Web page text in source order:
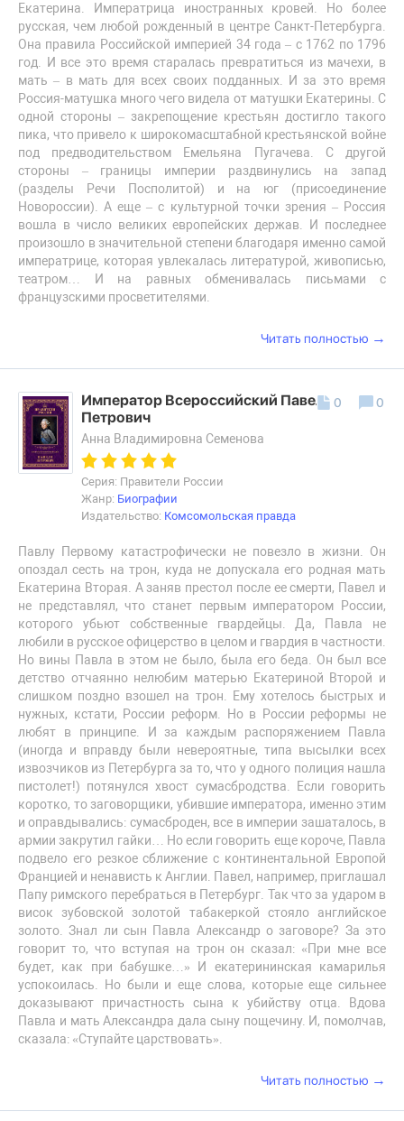
Екатерина. Императрица иностранных кровей. Но более
русская, чем любой рожденный в центре Санкт-Петербурга.
Она правила Российской империей 34 года – с 1762 по 1796
год. И все это время старалась превратиться из мачехи, в
мать – в мать для всех своих подданных. И за это время
Россия-матушка много чего видела от матушки Екатерины. С
одной стороны – закрепощение крестьян достигло такого
пика, что привело к широкомасштабной крестьянской войне
под предводительством Емельяна Пугачева. С другой
стороны – границы империи раздвинулись на запад
(разделы Речи Посполитой) и на юг (присоединение
Новороссии). А еще – с культурной точки зрения – Россия
вошла в число великих европейских держав. И последнее
произошло в значительной степени благодаря именно самой
императрице, которая увлекалась литературой, живописью,
театром… И на равных обменивалась письмами с
французскими просветителями.
Читать полностью →
Император Всероссийский Павел I
Петрович
Анна Владимировна Семенова
Серия: Правители России
Жанр: Биографии
Издательство: Комсомольская правда
Павлу Первому катастрофически не повезло в жизни. Он
опоздал сесть на трон, куда не допускала его родная мать
Екатерина Вторая. А заняв престол после ее смерти, Павел и
не представлял, что станет первым императором России,
которого убьют собственные гвардейцы. Да, Павла не
любили в русское офицерство в целом и гвардия в частности.
Но вины Павла в этом не было, была его беда. Он был все
детство отчаянно нелюбим матерью Екатериной Второй и
слишком поздно взошел на трон. Ему хотелось быстрых и
нужных, кстати, России реформ. Но в России реформы не
любят в принципе. И за каждым распоряжением Павла
(иногда и вправду были невероятные, типа высылки всех
извозчиков из Петербурга за то, что у одного полиция нашла
пистолет!) потянулся хвост сумасбродства. Если говорить
коротко, то заговорщики, убившие императора, именно этим
и оправдывались: сумасброден, все в империи зашаталось, в
армии закрутил гайки… Но если говорить еще короче, Павла
подвело его резкое сближение с континентальной Европой
Францией и ненависть к Англии. Павел, например, приглашал
Папу римского перебраться в Петербург. Так что за ударом в
висок зубовской золотой табакеркой стояло английское
золото. Знал ли сын Павла Александр о заговоре? За это
говорит то, что вступая на трон он сказал: «При мне все
будет, как при бабушке…» И екатерининская камарилья
успокоилась. Но были и еще слова, которые еще сильнее
доказывают причастность сына к убийству отца. Вдова
Павла и мать Александра дала сыну пощечину. И, помолчав,
сказала: «Ступайте царствовать».
0 0
Читать полностью →